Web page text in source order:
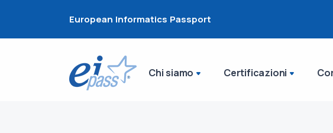
European Informatics Passport
Chi siamo Certificazioni